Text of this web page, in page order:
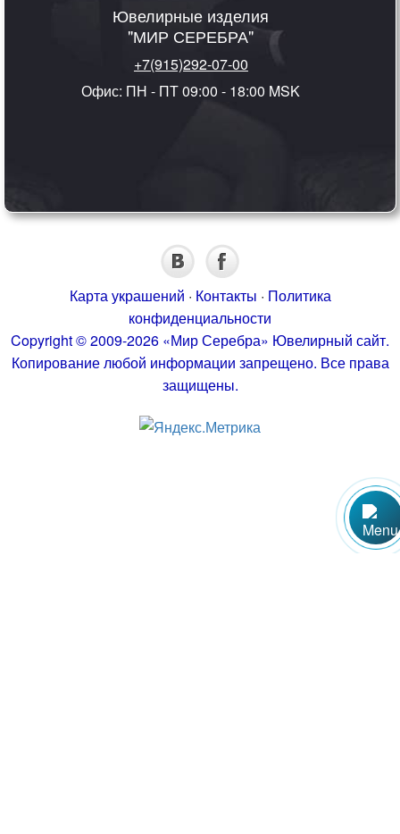
Ювелирные изделия
"МИР СЕРЕБРА"
+7(915)292-07-00
Офис: ПН - ПТ 09:00 - 18:00 MSK
Карта украшений · Контакты · Политика
конфиденциальности
Copyright © 2009-2026 «Мир Серебра» Ювелирный сайт.
Копирование любой информации запрещено. Все права
защищены.